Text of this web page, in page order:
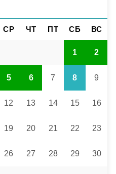
СР ЧТ ПТ СБ ВС
1 2
5 6 7 8 9
12 13 14 15 16
19 20 21 22 23
26 27 28 29 30